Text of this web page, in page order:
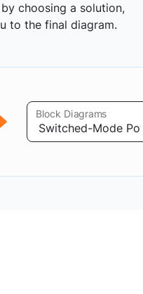
choosing a solution,
to the final diagram.
Block Diagrams